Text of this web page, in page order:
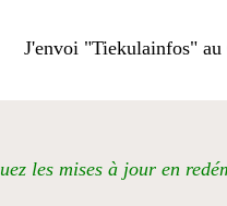
J'envoi "Tiekulainfos" au
les mises à jour en